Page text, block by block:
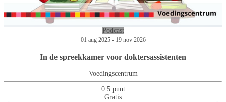
Podcast
01 aug 2025 - 19 nov 2026
In de spreekkamer voor doktersassistenten
Voedingscentrum
0.5 punt
Gratis